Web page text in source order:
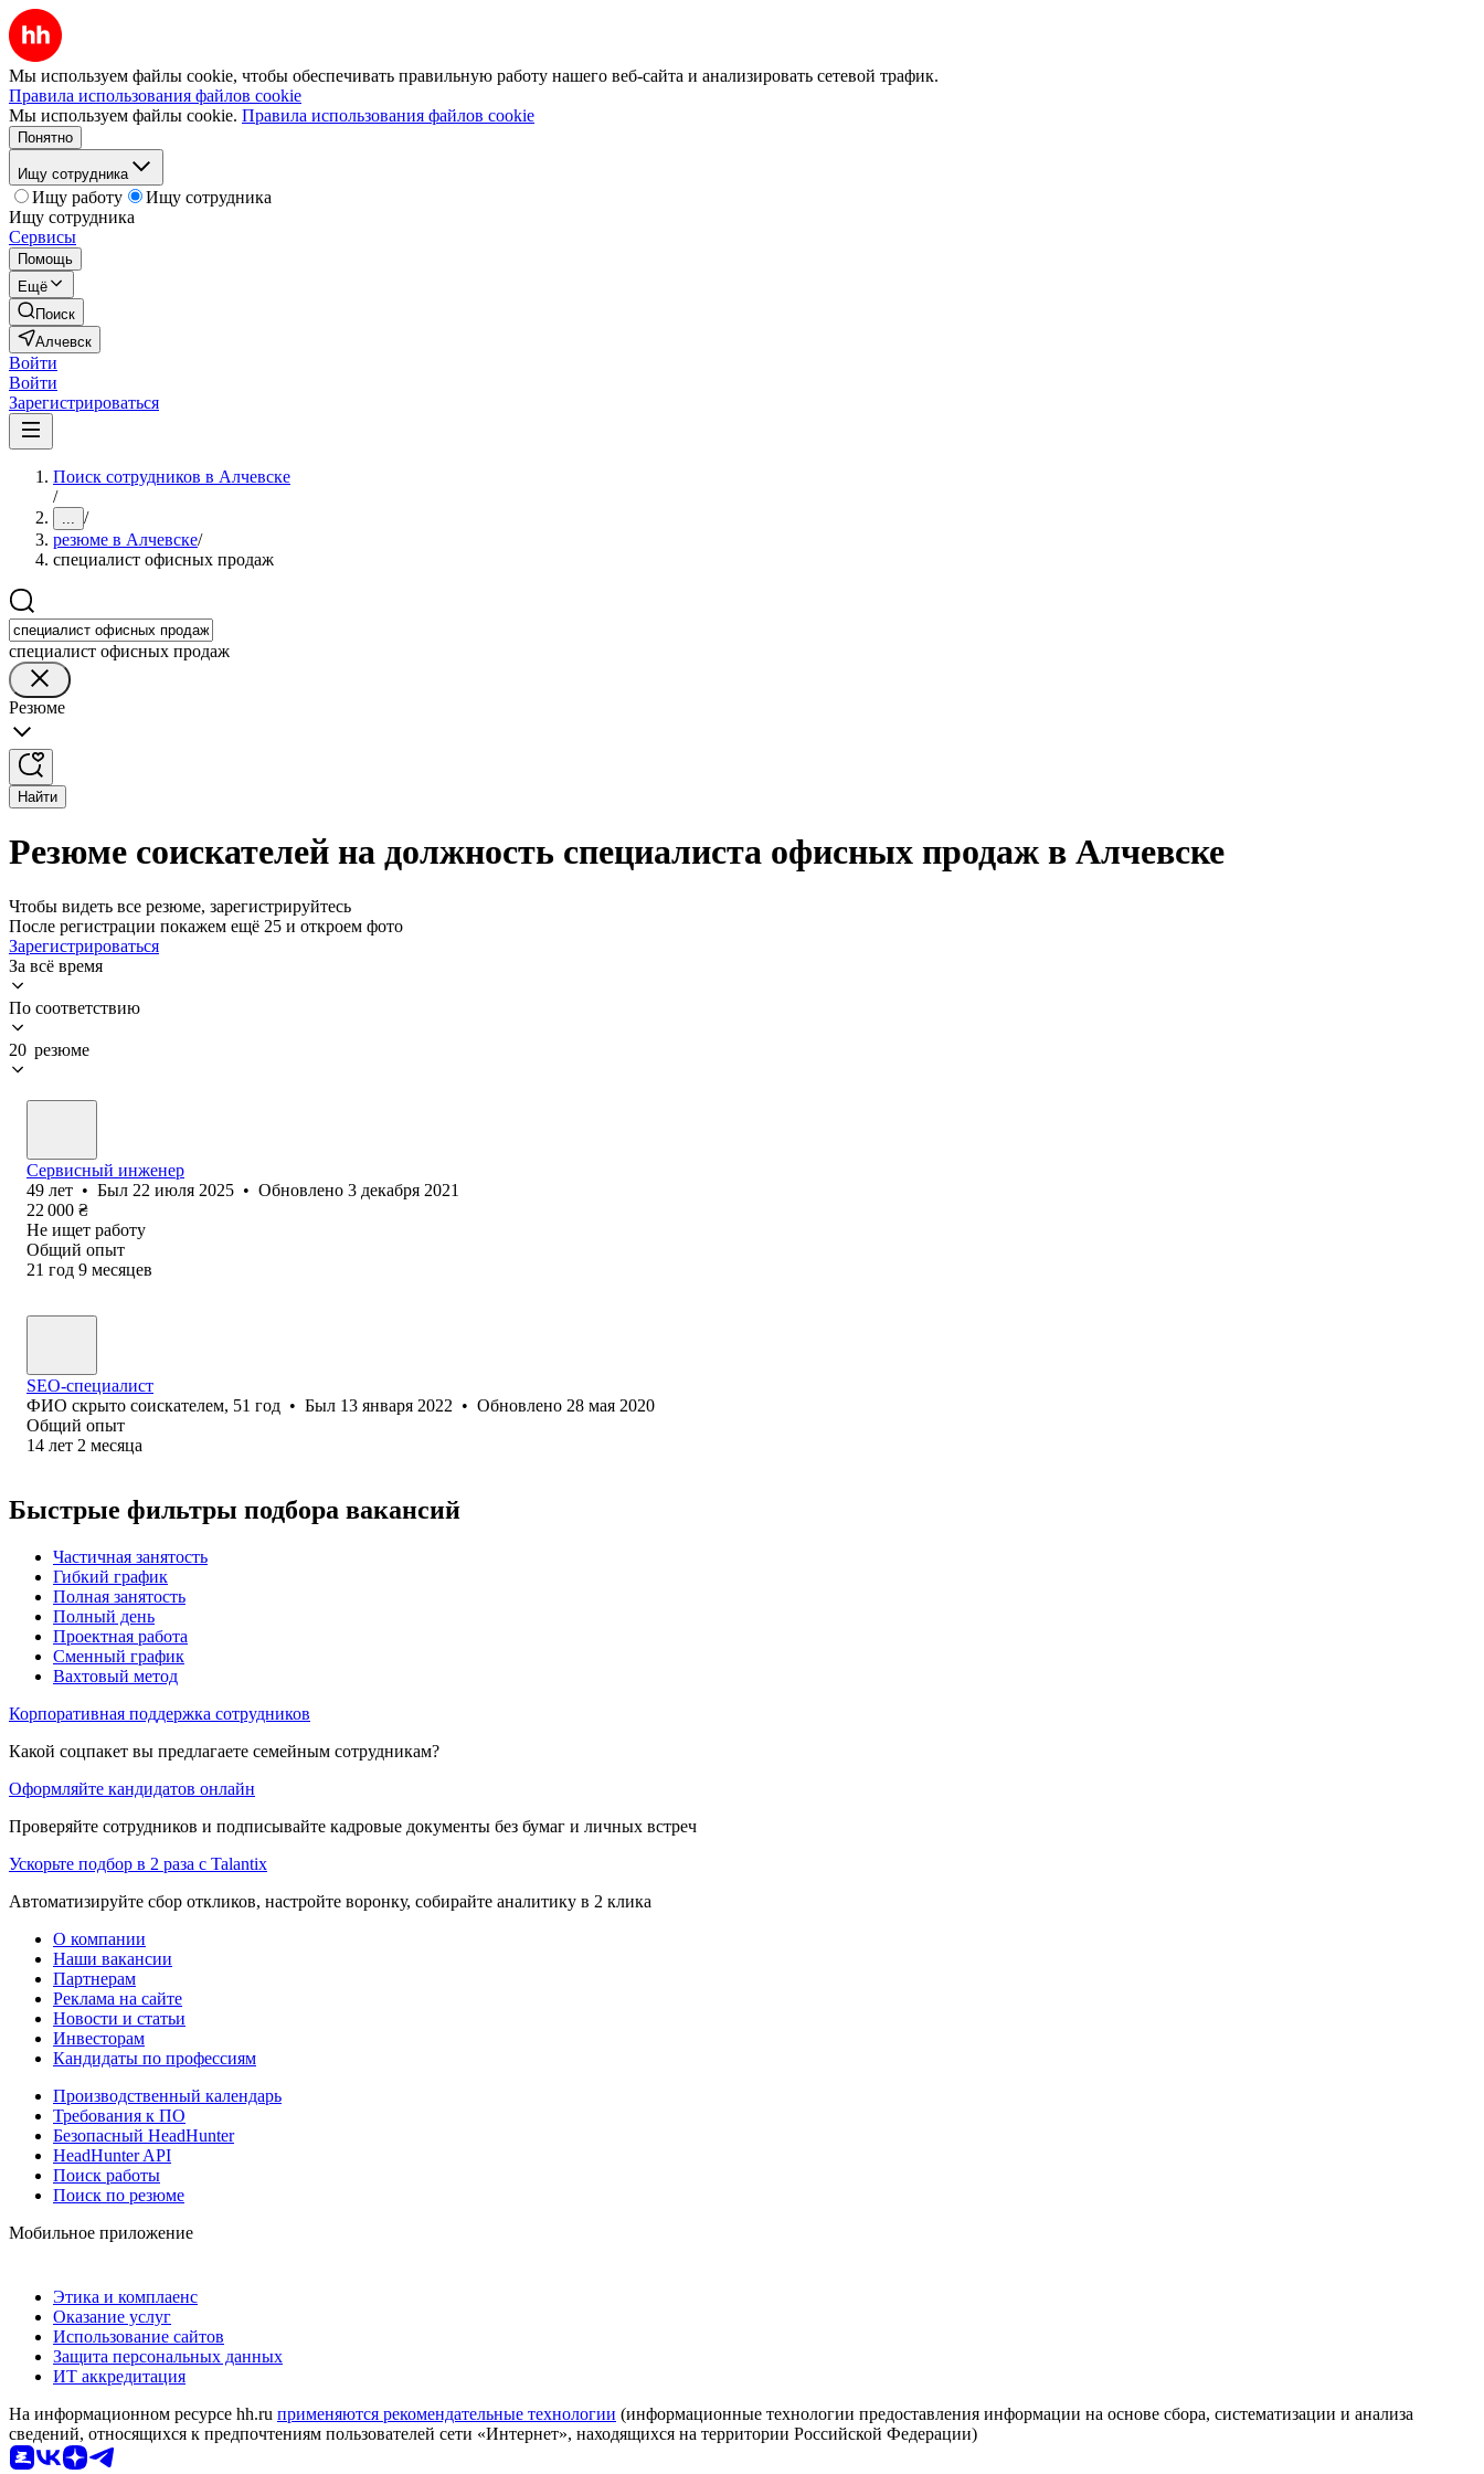
Мы используем файлы cookie, чтобы обеспечивать правильную работу нашего веб-сайта и анализировать сетевой трафик.
Правила использования файлов cookie
Мы используем файлы cookie. Правила использования файлов cookie
Понятно
Ищу сотрудника
Ищу работу
Ищу сотрудника
Ищу сотрудника
Сервисы
Помощь
Ещё
Поиск
Алчевск
Войти
Войти
Зарегистрироваться
Поиск сотрудников в Алчевске
/
... /
резюме в Алчевске/
специалист офисных продаж
специалист офисных продаж
Резюме
Найти
Резюме соискателей на должность специалиста офисных продаж в Алчевске
Чтобы видеть все резюме, зарегистрируйтесь
После регистрации покажем ещё 25 и откроем фото
Зарегистрироваться
За всё время
По соответствию
20 резюме
Сервисный инженер
49 лет • Был 22 июля 2025 • Обновлено 3 декабря 2021
22 000 ₴
Не ищет работу
Общий опыт
21 год 9 месяцев
SEO-специалист
ФИО скрыто соискателем, 51 год • Был 13 января 2022 • Обновлено 28 мая 2020
Общий опыт
14 лет 2 месяца
Быстрые фильтры подбора вакансий
Частичная занятость
Гибкий график
Полная занятость
Полный день
Проектная работа
Сменный график
Вахтовый метод
Корпоративная поддержка сотрудников
Какой соцпакет вы предлагаете семейным сотрудникам?
Оформляйте кандидатов онлайн
Проверяйте сотрудников и подписывайте кадровые документы без бумаг и личных встреч
Ускорьте подбор в 2 раза с Talantix
Автоматизируйте сбор откликов, настройте воронку, собирайте аналитику в 2 клика
О компании
Наши вакансии
Партнерам
Реклама на сайте
Новости и статьи
Инвесторам
Кандидаты по профессиям
Производственный календарь
Требования к ПО
Безопасный HeadHunter
HeadHunter API
Поиск работы
Поиск по резюме
Мобильное приложение
Этика и комплаенс
Оказание услуг
Использование сайтов
Защита персональных данных
ИТ аккредитация
На информационном ресурсе hh.ru применяются рекомендательные технологии (информационные технологии предоставления информации на основе сбора, систематизации и анализа
сведений, относящихся к предпочтениям пользователей сети «Интернет», находящихся на территории Российской Федерации)